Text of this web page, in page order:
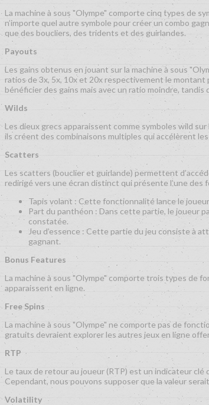
La machine à sous "Olympe" comporte cinq types de
n’importe quel autre symbole pour créer un combo
que des boucliers, des tridents et des guirlandes.
Payouts
Les gains obtenus en jouant sur la machine à sous
ratios de 3x, 5x, 10x et 20x respectivement le
bénéficier des gains mais avec un ratio moindre,
Wilds
Les dieux grecs apparaissent comme symboles wild
ils créent des combinaisons multiples qui accélèrent les
Scatters
Les scatters (bouclier et guirlande) permettent
redirigé vers une écran distinct qui présente l’une des
Tapis volant : Cette fonctionnalité lance le
Part du panthéon : Dans cette partie, le joueur
constatée.
Jeu d’essence : Cette partie du jeu consiste à
gagnant.
Bonus Features
La machine à sous "Olympe" comporte trois types de
apparaissent en ligne.
Free Spins
La machine à sous "Olympe" ne comporte pas de
gratuits devraient explorer les autres jeux en ligne
RTP
Le taux de retour au joueur (RTP) est un indicateur clé
Cependant, nous pouvons supposer que la valeur
Volatility